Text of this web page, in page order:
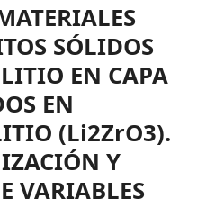
SÓLIDOS
EN CAPA
EN
(Li2ZrO3).
Y
VARIABLES